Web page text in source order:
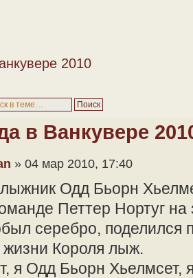
2010
в Ванкувере
» 04 мар 2010, 17:40
Одд Бьорн
Петтер Нортуг
серебро, поделился
жизни Короля лыж.
я Одд Бьорн Хьелмсет,